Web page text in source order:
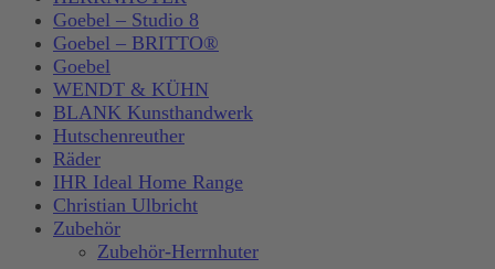
Goebel – Studio 8
Goebel – BRITTO®
Goebel
WENDT & KÜHN
BLANK Kunsthandwerk
Hutschenreuther
Räder
IHR Ideal Home Range
Christian Ulbricht
Zubehör
Zubehör-Herrnhuter